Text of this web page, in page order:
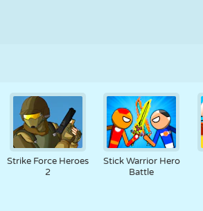
Strike Force Heroes
2
Stick Warrior Hero
Battle